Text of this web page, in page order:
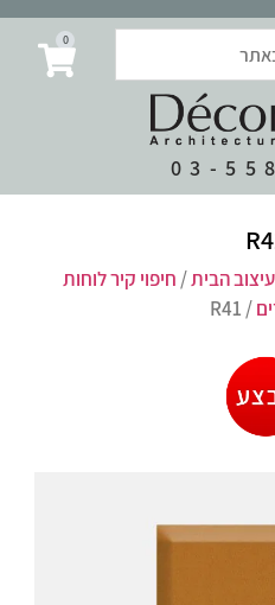
03-
0
הבית/ חיפוי קיר לוחות
/ R41